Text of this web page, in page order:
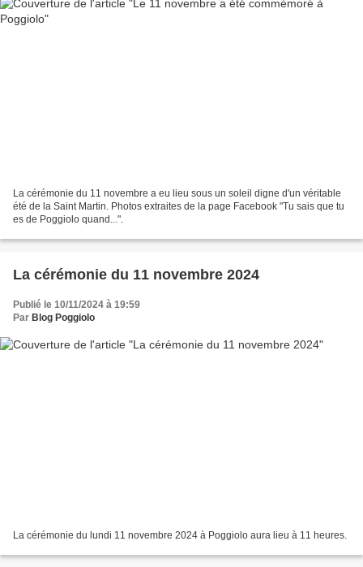
La cérémonie du 11 novembre a eu lieu sous un soleil digne d'un véritable
été de la Saint Martin. Photos extraites de la page Facebook "Tu sais que tu
es de Poggiolo quand...".
La cérémonie du 11 novembre 2024
Publié le 10/11/2024 à 19:59
Par Blog Poggiolo
La cérémonie du lundi 11 novembre 2024 à Poggiolo aura lieu à 11 heures.